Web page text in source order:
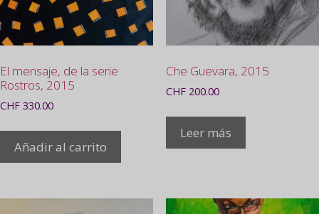
El mensaje, de la serie
Rostros, 2015
CHF 330.00
Añadir al carrito
Che Guevara, 2015
CHF200.00
Leer más